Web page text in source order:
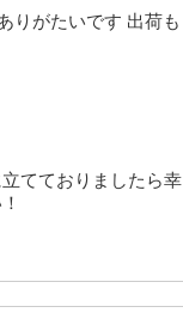
りがたいです 出荷も
てておりましたら幸